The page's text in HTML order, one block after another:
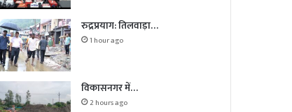
रुद्रप्रयाग: तिलवाड़ा…
1 hour ago
विकासनगर में…
2 hours ago